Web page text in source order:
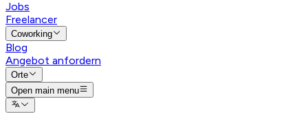
Jobs
Freelancer
Coworking
Blog
Angebot anfordern
Orte
Open main menu